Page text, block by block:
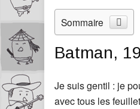
Sommaire
Batman,
Je suis gentil : je
avec tous les